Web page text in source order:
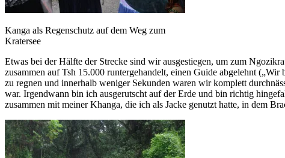
Kanga als Regenschutz auf dem Weg zum
Kratersee
Etwas bei der Hälfte der Strecke sind wir ausgestiegen, um zum
zusammen auf Tsh 15.000 runtergehandelt, einen Guide abgelehnt
zu regnen und innerhalb weniger Sekunden waren wir komplett
war. Irgendwann bin ich ausgerutscht auf der Erde und bin richtig
zusammen mit meiner Khanga, die ich als Jacke genutzt hatte, in dem